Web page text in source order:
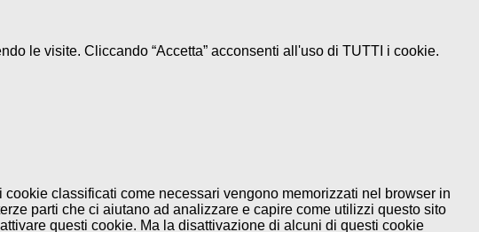
le visite. Cliccando “Accetta” acconsenti all'uso di TUTTI i cookie.
classificati come necessari vengono memorizzati nel browser in
parti che ci aiutano ad analizzare e capire come utilizzi questo sito
questi cookie. Ma la disattivazione di alcuni di questi cookie